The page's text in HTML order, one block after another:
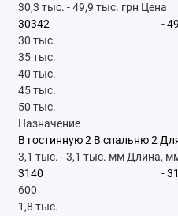
30,3 тыс. -49,9 тыс. грн Цена
-
30 тыс.
35 тыс.
40 тыс.
45 тыс.
50 тыс.
Назначение
В гостинную 2 В спальню 2
3,1 тыс. -3,1 тыс. ммДлина,
-
600
1,8 тыс.